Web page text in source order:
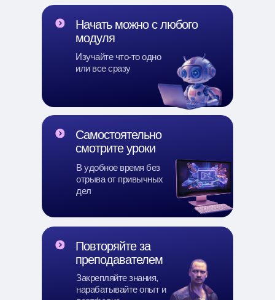
Начать можно с любого
модуля
Изучайте что-то одно
или все сразу
Самостоятельно
смотрите уроки
В удобное время без
отрыва от привычных
дел
Повторяйте за
преподавателем
Закрепляйте знания,
нарабатывайте опыт и